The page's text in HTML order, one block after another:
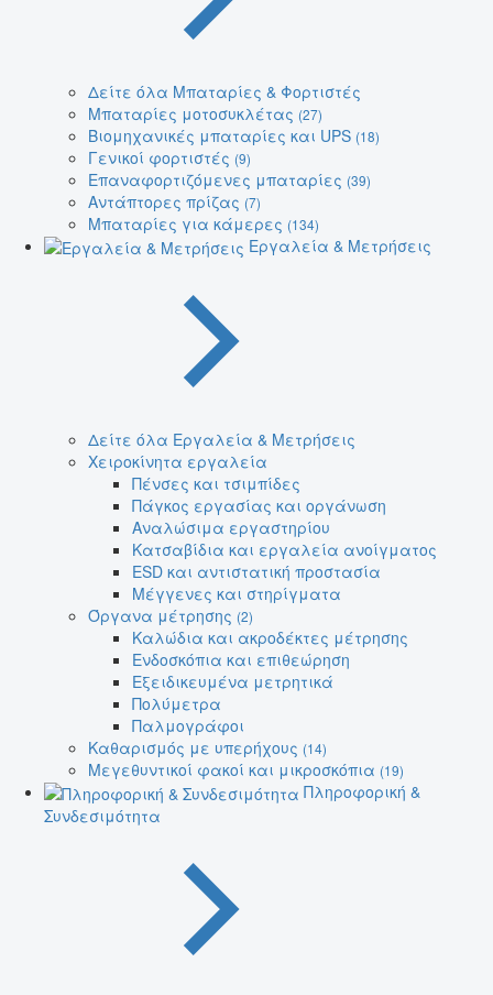
Δείτε όλα Μπαταρίες & Φορτιστές
Μπαταρίες μοτοσυκλέτας (27)
Βιομηχανικές μπαταρίες και UPS (18)
Γενικοί φορτιστές (9)
Επαναφορτιζόμενες μπαταρίες (39)
Αντάπτορες πρίζας (7)
Μπαταρίες για κάμερες (134)
Εργαλεία & Μετρήσεις
Δείτε όλα Εργαλεία & Μετρήσεις
Χειροκίνητα εργαλεία
Πένσες και τσιμπίδες
Πάγκος εργασίας και οργάνωση
Αναλώσιμα εργαστηρίου
Κατσαβίδια και εργαλεία ανοίγματος
ESD και αντιστατική προστασία
Μέγγενες και στηρίγματα
Όργανα μέτρησης (2)
Καλώδια και ακροδέκτες μέτρησης
Ενδοσκόπια και επιθεώρηση
Εξειδικευμένα μετρητικά
Πολύμετρα
Παλμογράφοι
Καθαρισμός με υπερήχους (14)
Μεγεθυντικοί φακοί και μικροσκόπια (19)
Πληροφορική &
Συνδεσιμότητα